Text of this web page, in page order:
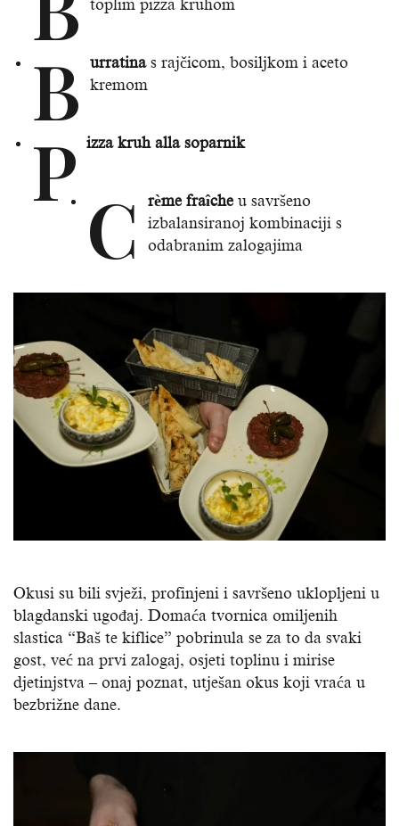
toplim pizza kruhom
B urratinas rajčicom, bosiljkom i aceto
kremom
P izza kruh alla soparnik
C rème fraîcheu savršeno
izbalansiranoj kombinaciji s
odabranim zalogajima
Okusi su bili svježi, profinjeni i savršeno uklopljeni u
blagdanski ugođaj. Domaća tvornica omiljenih
slastica “Baš te kiflice” pobrinula se za to da svaki
gost, već na prvi zalogaj, osjeti toplinu i mirise
djetinjstva – onaj poznat, utješan okus koji vraća u
bezbrižne dane.